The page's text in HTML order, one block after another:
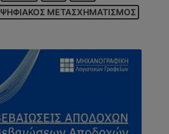
ΨΗΦΙΑΚΟΣ ΜΕΤΑΣΧΗΜΑΤΙΣΜΟΣ